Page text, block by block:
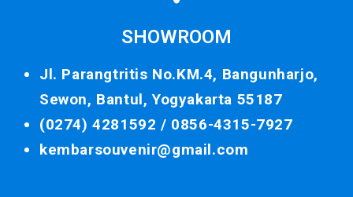
SHOWROOM
Jl. Parangtritis No.KM.4, Bangunharjo,
Sewon, Bantul, Yogyakarta 55187
(0274) 4281592 / 0856-4315-7927
kembarsouvenir@gmail.com